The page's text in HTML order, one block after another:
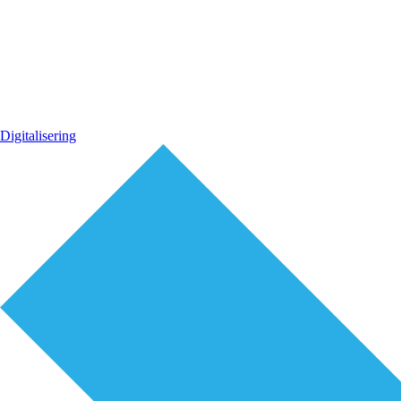
Digitalisering